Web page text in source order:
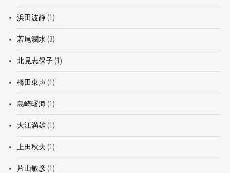
浜田波静(1)
若尾瀾水 (3)
北見志保子(1)
橋田東声(1)
島崎曙海(1)
大江満雄(1)
上田秋夫 (1)
片山敏彦(1)